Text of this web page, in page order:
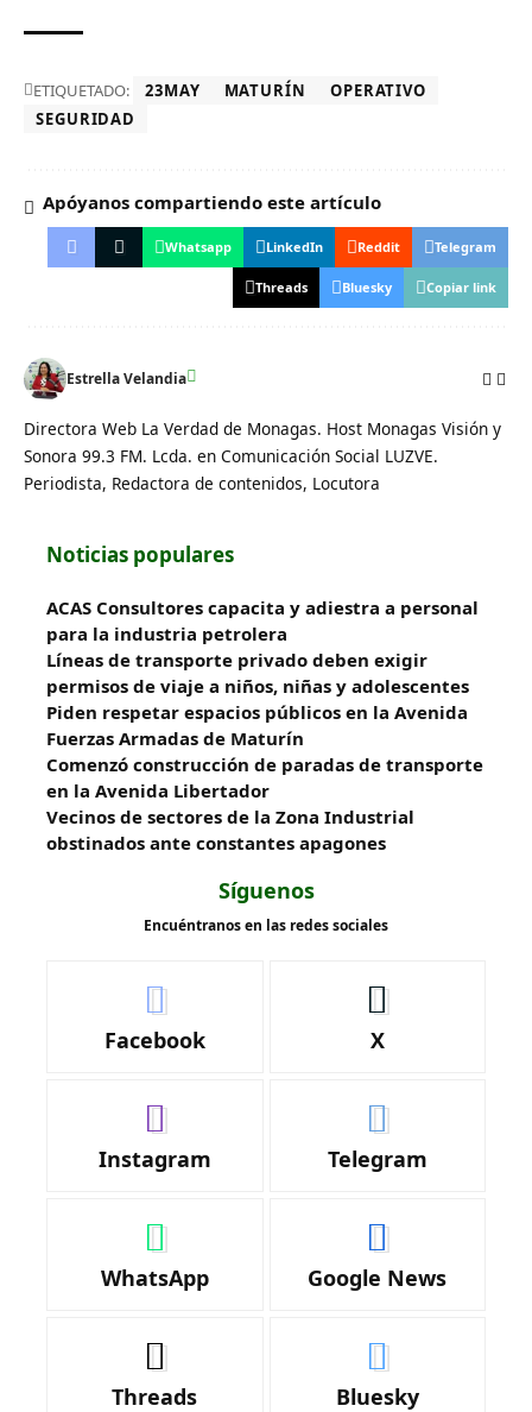
ETIQUETADO: 23MAY MATURÍN
OPERATIVO
SEGURIDAD
Apóyanos compartiendo este artículo
Whatsapp LinkedIn Reddit Telegram
Threads Bluesky Copiar link
Estrella Velandia
Directora Web La Verdad de Monagas. Host Monagas Visión y
Sonora 99.3 FM. Lcda. en Comunicación Social LUZVE.
Periodista, Redactora de contenidos, Locutora
Noticias populares
ACAS Consultores capacita y adiestra a personal
para la industria petrolera
Líneas de transporte privado deben exigir
permisos de viaje a niños, niñas y adolescentes
Piden respetar espacios públicos en la Avenida
Fuerzas Armadas de Maturín
​Comenzó construcción de paradas de transporte
en la Avenida Libertador
Vecinos de sectores de la Zona Industrial
obstinados ante constantes apagones
Síguenos
Encuéntranos en las redes sociales
Facebook X
Instagram Telegram
WhatsApp Google News
Threads Bluesky